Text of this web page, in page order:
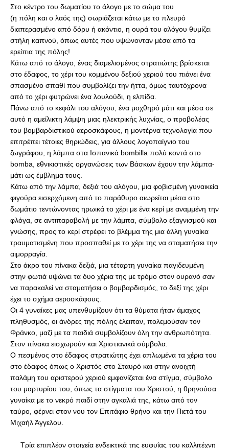
Στο κέντρο του δωματίου το άλογο με το σώμα του
(η πόλη και ο λαός της) σωριάζεται κάτω με το πλευρό
διαπερασμένο από δόρυ ή ακόντιο, η ουρά του αλόγου θυμίζει
στήλη καπνού, όπως αυτές που υψώνονταν μέσα από τα
ερείπια της πόλης!
Κάτω από το άλογο, ένας διαμελισμένος στρατιώτης βρίσκεται
στο έδαφος, το χέρι του κομμένου δεξιού χεριού του πιάνει ένα
σπασμένο σπαθί που συμβολίζει την ήττα, όμως ταυτόχρονα
από το χέρι φυτρώνει ένα λουλούδι, η ελπίδα.
Πάνω από το κεφάλι του αλόγου, ένα μοχθηρό μάτι και μέσα σε
αυτό η αμείλικτη λάμψη μιας ηλεκτρικής λυχνίας, ο προβολέας
του βομβαρδιστικού αεροσκάφους, η μοντέρνα τεχνολογία που
επιτρέπει τέτοιες θηριώδεις, για άλλους λογοπαίγνιο του
ζωγράφου, η λάμπα στα Ισπανικά bombilla πολύ κοντά στο
bomba, εθνικιστικές οργανώσεις των Βάσκων έχουν την λάμπα-
μάτι ως έμβλημα τους.
Κάτω από την λάμπα, δεξιά του αλόγου, μια φοβισμένη γυναικεία
φιγούρα εισερχόμενη από το παράθυρο αιωρείται μέσα στο
δωμάτιο τεντώνοντας ηρωικά το χέρι με ένα κερί με αναμμένη την
φλόγα, σε αντιπαραβολή με την λάμπα, σύμβολο εξαγνισμού και
γνώσης, προς το κερί στρέφει το βλέμμα της μια άλλη γυναίκα
τραυματισμένη που προσπαθεί με το χέρι της να σταματήσει την
αιμορραγία.
Στο άκρο του πίνακα δεξιά, μια τέταρτη γυναίκα παγιδευμένη
στην φωτιά υψώνει τα δυο χέρια της με τρόμο στον ουρανό σαν
να παρακαλεί να σταματήσει ο βομβαρδισμός, το δεξί της χέρι
έχει το σχήμα αεροσκάφους.
Οι 4 γυναίκες μας υπενθυμίζουν ότι τα θύματα ήταν άμαχος
πληθυσμός, οι άνδρες της πόλης έλειπαν, πολεμούσαν τον
Φράνκο, μαζί με τα παιδιά συμβολίζουν όλη την ανθρωπότητα.
Στον πίνακα εισχωρούν και Χριστιανικά σύμβολα.
Ο πεσμένος στο έδαφος στρατιώτης έχει απλωμένα τα χέρια του
στο έδαφος όπως ο Χριστός στο Σταυρό και στην ανοιχτή
παλάμη του αριστερού χεριού εμφανίζεται ένα στίγμα, σύμβολο
του μαρτυρίου του, όπως τα στίγματα του Χριστού, η θρηνούσα
γυναίκα με το νεκρό παιδί στην αγκαλιά της, κάτω από τον
ταύρο, φέρνει στον νου τον Επιτάφιο θρήνο και την Πιετά του
Μιχαήλ Άγγελου.